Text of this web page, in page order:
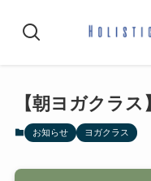
【朝ヨガクラ
お知らせ ヨガクラス